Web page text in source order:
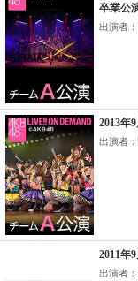
卒業公
出演者
2013年
出演者
2011年
出演者